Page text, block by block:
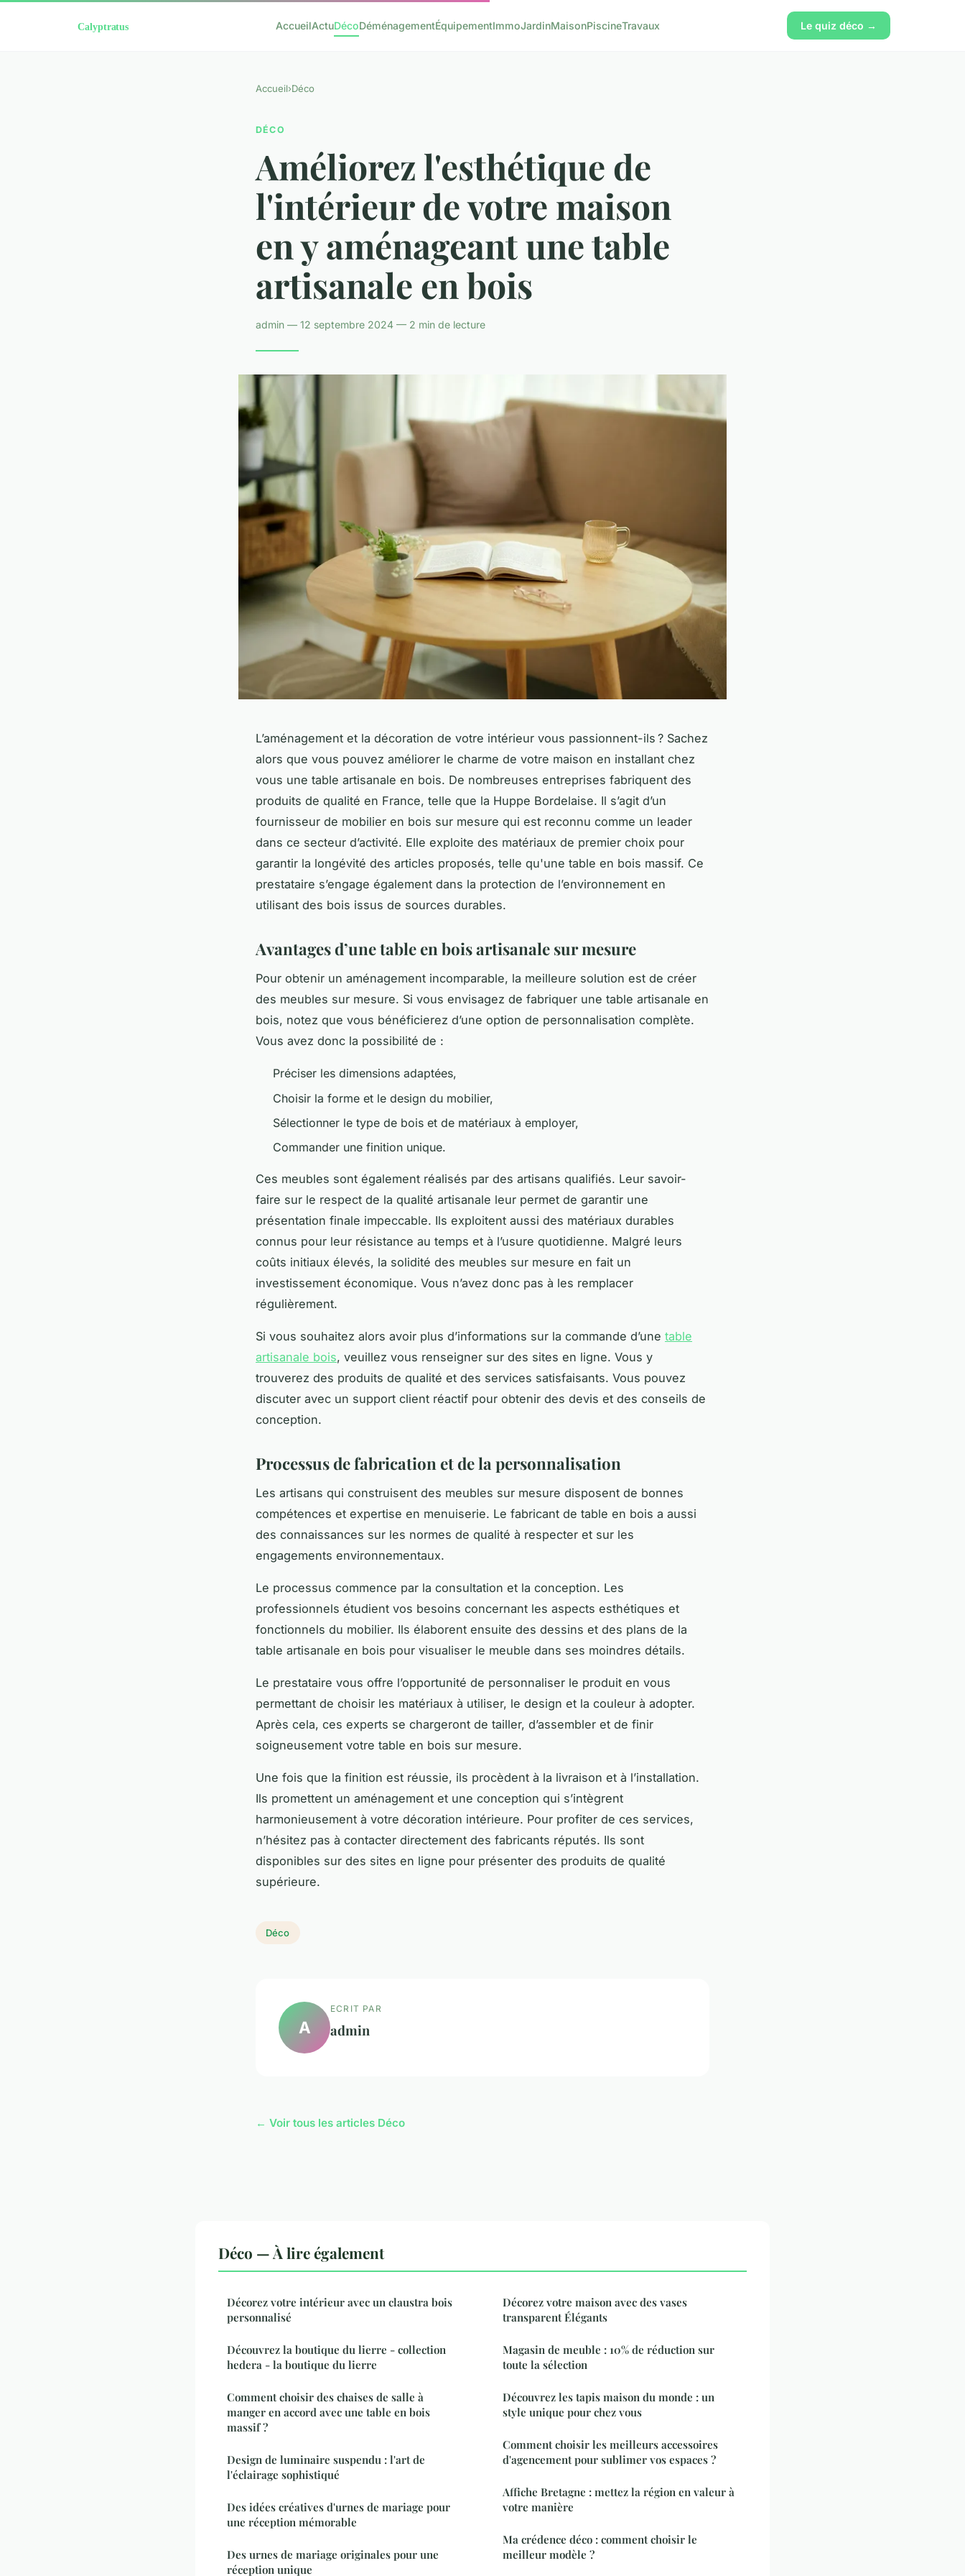
AccueilActuDécoDéménagementÉquipementImmoJardinMaisonPiscineTravaux Le quiz déco →
Accueil›Déco
DÉCO
Améliorez l'esthétique de
l'intérieur de votre maison
en y aménageant une table
artisanale en bois
admin — 12 septembre 2024 — 2 min de lecture
L’aménagement et la décoration de votre intérieur vous passionnent-ils ? Sachez
alors que vous pouvez améliorer le charme de votre maison en installant chez
vous une table artisanale en bois. De nombreuses entreprises fabriquent des
produits de qualité en France, telle que la Huppe Bordelaise. Il s’agit d’un
fournisseur de mobilier en bois sur mesure qui est reconnu comme un leader
dans ce secteur d’activité. Elle exploite des matériaux de premier choix pour
garantir la longévité des articles proposés, telle qu'une table en bois massif. Ce
prestataire s’engage également dans la protection de l’environnement en
utilisant des bois issus de sources durables.
Avantages d’une table en bois artisanale sur mesure
Pour obtenir un aménagement incomparable, la meilleure solution est de créer
des meubles sur mesure. Si vous envisagez de fabriquer une table artisanale en
bois, notez que vous bénéficierez d’une option de personnalisation complète.
Vous avez donc la possibilité de :
Préciser les dimensions adaptées,
Choisir la forme et le design du mobilier,
Sélectionner le type de bois et de matériaux à employer,
Commander une finition unique.
Ces meubles sont également réalisés par des artisans qualifiés. Leur savoir-
faire sur le respect de la qualité artisanale leur permet de garantir une
présentation finale impeccable. Ils exploitent aussi des matériaux durables
connus pour leur résistance au temps et à l’usure quotidienne. Malgré leurs
coûts initiaux élevés, la solidité des meubles sur mesure en fait un
investissement économique. Vous n’avez donc pas à les remplacer
régulièrement.
Si vous souhaitez alors avoir plus d’informations sur la commande d’une table
artisanale bois, veuillez vous renseigner sur des sites en ligne. Vous y
trouverez des produits de qualité et des services satisfaisants. Vous pouvez
discuter avec un support client réactif pour obtenir des devis et des conseils de
conception.
Processus de fabrication et de la personnalisation
Les artisans qui construisent des meubles sur mesure disposent de bonnes
compétences et expertise en menuiserie. Le fabricant de table en bois a aussi
des connaissances sur les normes de qualité à respecter et sur les
engagements environnementaux.
Le processus commence par la consultation et la conception. Les
professionnels étudient vos besoins concernant les aspects esthétiques et
fonctionnels du mobilier. Ils élaborent ensuite des dessins et des plans de la
table artisanale en bois pour visualiser le meuble dans ses moindres détails.
Le prestataire vous offre l’opportunité de personnaliser le produit en vous
permettant de choisir les matériaux à utiliser, le design et la couleur à adopter.
Après cela, ces experts se chargeront de tailler, d’assembler et de finir
soigneusement votre table en bois sur mesure.
Une fois que la finition est réussie, ils procèdent à la livraison et à l’installation.
Ils promettent un aménagement et une conception qui s’intègrent
harmonieusement à votre décoration intérieure. Pour profiter de ces services,
n’hésitez pas à contacter directement des fabricants réputés. Ils sont
disponibles sur des sites en ligne pour présenter des produits de qualité
supérieure.
Déco
A
ECRIT PAR
admin
← Voir tous les articles Déco
Déco — À lire également
Décorez votre intérieur avec un claustra bois
personnalisé
Découvrez la boutique du lierre - collection
hedera - la boutique du lierre
Comment choisir des chaises de salle à
manger en accord avec une table en bois
massif ?
Design de luminaire suspendu : l'art de
l'éclairage sophistiqué
Des idées créatives d'urnes de mariage pour
une réception mémorable
Des urnes de mariage originales pour une
réception unique
Décorez votre maison avec des vases
transparent Élégants
Magasin de meuble : 10% de réduction sur
toute la sélection
Découvrez les tapis maison du monde : un
style unique pour chez vous
Comment choisir les meilleurs accessoires
d'agencement pour sublimer vos espaces ?
Affiche Bretagne : mettez la région en valeur à
votre manière
Ma crédence déco : comment choisir le
meilleur modèle ?